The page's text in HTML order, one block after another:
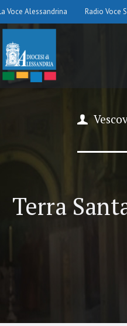
Voce Alessandrina Radio Voce
Terra